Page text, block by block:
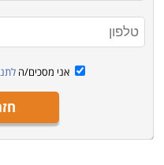
תחת פיקוח של משרד
להציע הכנה לקבלת
אני מסכים/ה